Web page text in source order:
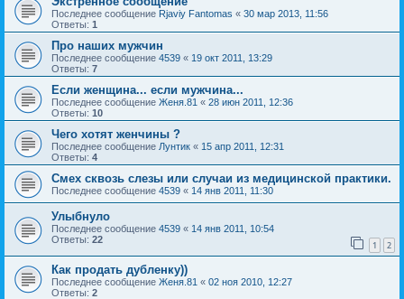
Последнее сообщение Rjaviy Fantomas « 30 мар 2013, 11:56
Ответы: 1
Про наших мужчин
Последнее сообщение 4539 « 19 окт 2011, 13:29
Ответы: 7
Если женщина... если мужчина...
Последнее сообщение Женя.81 « 28 июн 2011, 12:36
Ответы: 10
Чего хотят женчины ?
Последнее сообщение Лунтик « 15 апр 2011, 12:31
Ответы: 4
Смех сквозь слезы или случаи из медицинской практики.
Последнее сообщение 4539 « 14 янв 2011, 11:30
Улыбнуло
Последнее сообщение 4539 « 14 янв 2011, 10:54
Ответы: 22 1 2
Как продать дубленку))
Последнее сообщение Женя.81 « 02 ноя 2010, 12:27
Ответы: 2